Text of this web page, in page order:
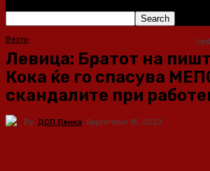
Вести
Левица: Братот на
Кока ќе го спасува
скандалите при
By ДСП Ленка September 15, 2023